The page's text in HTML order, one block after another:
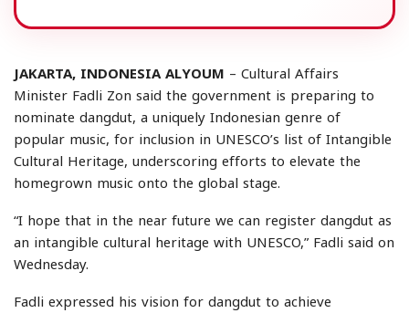
JAKARTA, INDONESIA ALYOUM – Cultural Affairs
Minister Fadli Zon said the government is preparing to
nominate dangdut, a uniquely Indonesian genre of
popular music, for inclusion in UNESCO’s list of Intangible
Cultural Heritage, underscoring efforts to elevate the
homegrown music onto the global stage.
“I hope that in the near future we can register dangdut as
an intangible cultural heritage with UNESCO,” Fadli said on
Wednesday.
Fadli expressed his vision for dangdut to achieve